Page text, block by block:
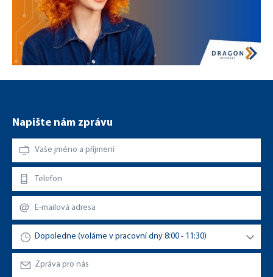
Napište nám zprávu